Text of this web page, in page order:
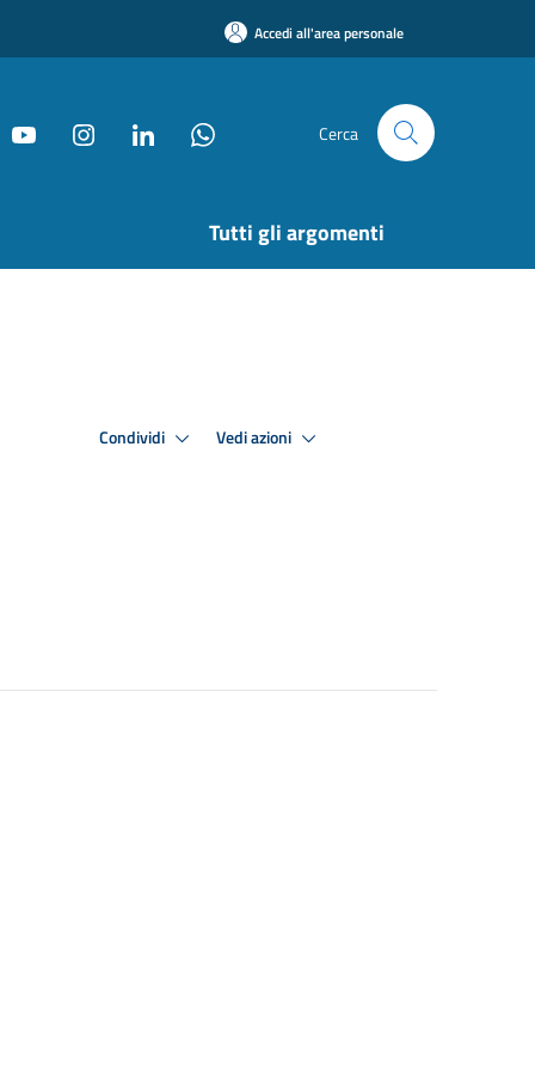
Accedi all'area personale
Cerca
Tutti gli argomenti
Condividi Vedi azioni